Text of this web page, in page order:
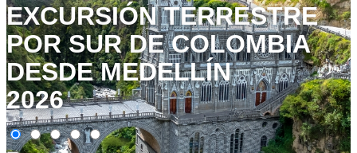
EXCURSIÓN TERRESTRE
POR SUR DE COLOMBIA
DESDE MEDELLÍN
2026